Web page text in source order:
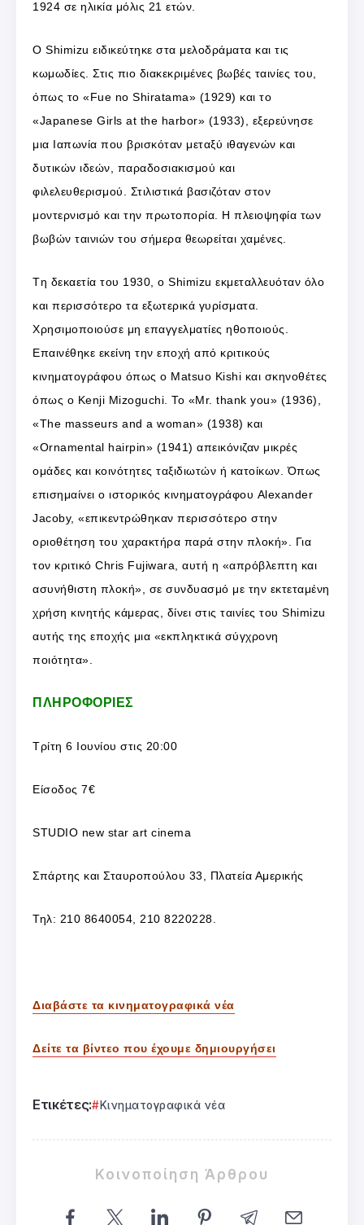
1924 σε ηλικία μόλις 21 ετών.
Ο Shimizu ειδικεύτηκε στα μελοδράματα και τις
κωμωδίες. Στις πιο διακεκριμένες βωβές ταινίες του,
όπως το «Fue no Shiratama» (1929) και το
«Japanese Girls at the harbor» (1933), εξερεύνησε
μια Ιαπωνία που βρισκόταν μεταξύ ιθαγενών και
δυτικών ιδεών, παραδοσιακισμού και
φιλελευθερισμού. Στιλιστικά βασιζόταν στον
μοντερνισμό και την πρωτοπορία. Η πλειοψηφία των
βωβών ταινιών του σήμερα θεωρείται χαμένες.
Tη δεκαετία του 1930, ο Shimizu εκμεταλλευόταν όλο
και περισσότερο τα εξωτερικά γυρίσματα.
Χρησιμοποιούσε μη επαγγελματίες ηθοποιούς.
Επαινέθηκε εκείνη την εποχή από κριτικούς
κινηματογράφου όπως ο Matsuo Kishi και σκηνοθέτες
όπως ο Kenji Mizoguchi. Το «Mr. thank you» (1936),
«The masseurs and a woman» (1938) και
«Ornamental hairpin» (1941) απεικόνιζαν μικρές
ομάδες και κοινότητες ταξιδιωτών ή κατοίκων. Όπως
επισημαίνει ο ιστορικός κινηματογράφου Alexander
Jacoby, «επικεντρώθηκαν περισσότερο στην
οριοθέτηση του χαρακτήρα παρά στην πλοκή». Για
τον κριτικό Chris Fujiwara, αυτή η «απρόβλεπτη και
ασυνήθιστη πλοκή», σε συνδυασμό με την εκτεταμένη
χρήση κινητής κάμερας, δίνει στις ταινίες του Shimizu
αυτής της εποχής μια «εκπληκτικά σύγχρονη
ποιότητα».
ΠΛΗΡΟΦΟΡΙΕΣ
Τρίτη 6 Ιουνίου στις 20:00
Είσοδος 7€
STUDIO new star art cinema
Σπάρτης και Σταυροπούλου 33, Πλατεία Αμερικής
Τηλ: 210 8640054, 210 8220228.
Διαβάστε τα κινηματογραφικά νέα
Δείτε τα βίντεο που έχουμε δημιουργήσει
Ετικέτες: Κινηματογραφικά νέα
Κοινοποίηση Άρθρου